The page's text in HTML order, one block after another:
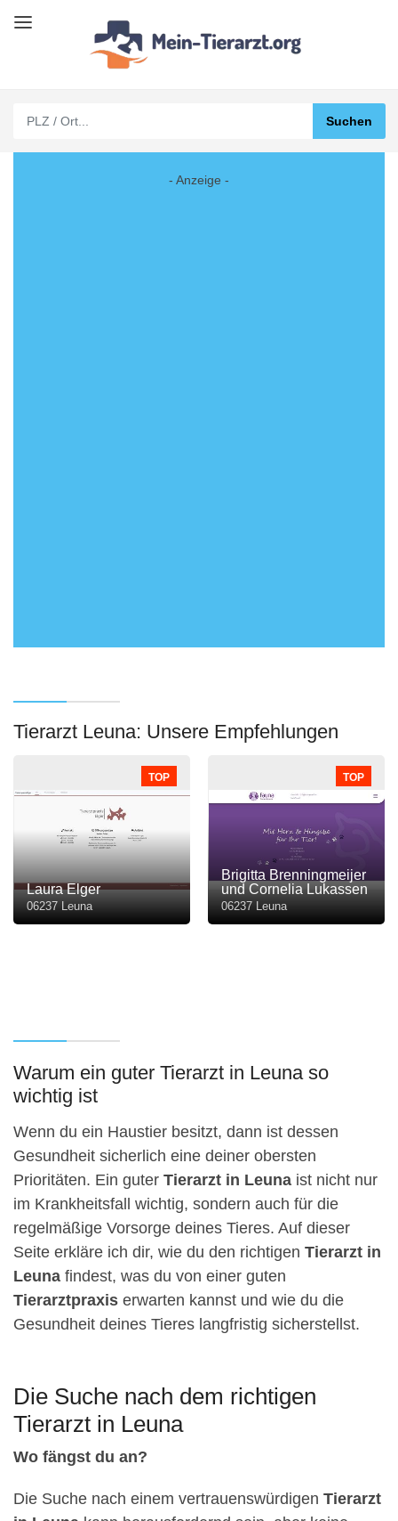
- Anzeige -
Tierarzt Leuna: Unsere Empfehlungen
TOP
Laura Elger
06237 Leuna
TOP
Brigitta Brenningmeijer
und Cornelia Lukassen
06237 Leuna
Warum ein guter Tierarzt in Leuna so
wichtig ist
Wenn du ein Haustier besitzt, dann ist dessen
Gesundheit sicherlich eine deiner obersten
Prioritäten. Ein guter Tierarzt in Leuna ist nicht nur
im Krankheitsfall wichtig, sondern auch für die
regelmäßige Vorsorge deines Tieres. Auf dieser
Seite erkläre ich dir, wie du den richtigen Tierarzt in
Leuna findest, was du von einer guten
Tierarztpraxis erwarten kannst und wie du die
Gesundheit deines Tieres langfristig sicherstellst.
Die Suche nach dem richtigen
Tierarzt in Leuna
Wo fängst du an?
Die Suche nach einem vertrauenswürdigen Tierarzt